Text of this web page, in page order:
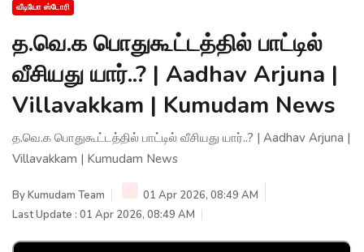
வீடியோ ஸ்டோரி
த.வெ.க பொதுகூட்டத்தில் பாட்டில்
வீசியது யார்..? | Aadhav Arjuna |
Villavakkam | Kumudam News
த.வெ.க பொதுகூட்டத்தில் பாட்டில் வீசியது யார்..? | Aadhav Arjuna |
Villavakkam | Kumudam News
ByKumudam Team
01 Apr 2026, 08:49 AM
Last Update : 01 Apr 2026, 08:49 AM